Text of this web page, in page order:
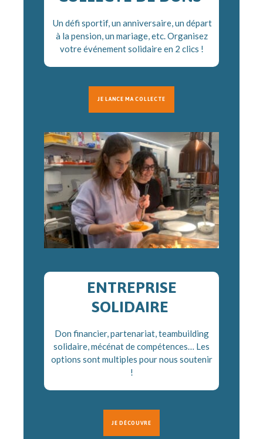
Un défi sportif, un anniversaire, un départ
à la pension, un mariage, etc. Organisez
votre événement solidaire en 2 clics !
JE LANCE MA COLLECTE
ENTREPRISE
SOLIDAIRE
Don financier, partenariat, teambuilding
solidaire, mécénat de compétences… Les
options sont multiples pour nous soutenir
!
JE DÉCOUVRE